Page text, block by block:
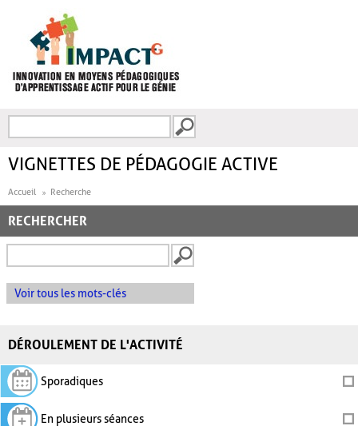
FORMULAIRE DE
VIGNETTES DE PÉDAGOGIE ACTIVE
Accueil Recherche
RECHERCHER
Voir tous les mots-clés
DÉROULEMENT DE L'ACTIVITÉ
Sporadiques
En plusieurs séances